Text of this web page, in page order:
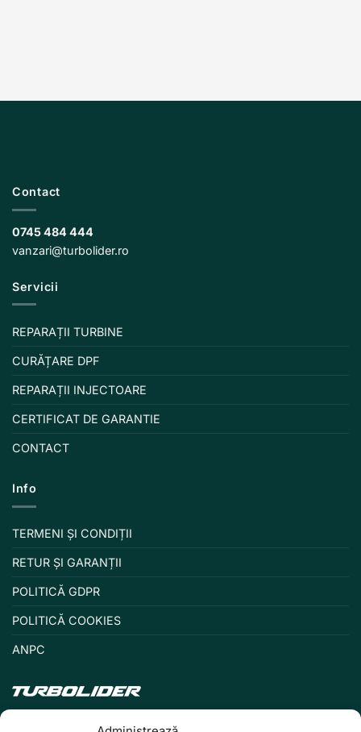
Contact
0745 484 444
vanzari@turbolider.ro
Servicii
REPARAȚII TURBINE
CURĂȚARE DPF
REPARAȚII INJECTOARE
CERTIFICAT DE GARANTIE
CONTACT
Info
TERMENI ȘI CONDIȚII
RETUR ȘI GARANȚII
POLITICĂ GDPR
POLITICĂ COOKIES
ANPC